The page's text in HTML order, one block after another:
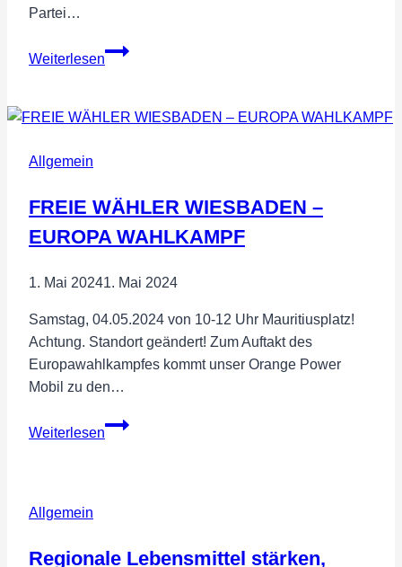
Partei…
Weiterlesen
Landesmitgliederversammlung:
gescheitert
Allgemein
FREIE WÄHLER WIESBADEN –
EUROPA WAHLKAMPF
1. Mai 20241. Mai 2024
Samstag, 04.05.2024 von 10-12 Uhr Mauritiusplatz!
Achtung. Standort geändert! Zum Auftakt des
Europawahlkampfes kommt unser Orange Power
Mobil zu den…
Weiterlesen
FREIE
Allgemein
Regionale Lebensmittel stärken,